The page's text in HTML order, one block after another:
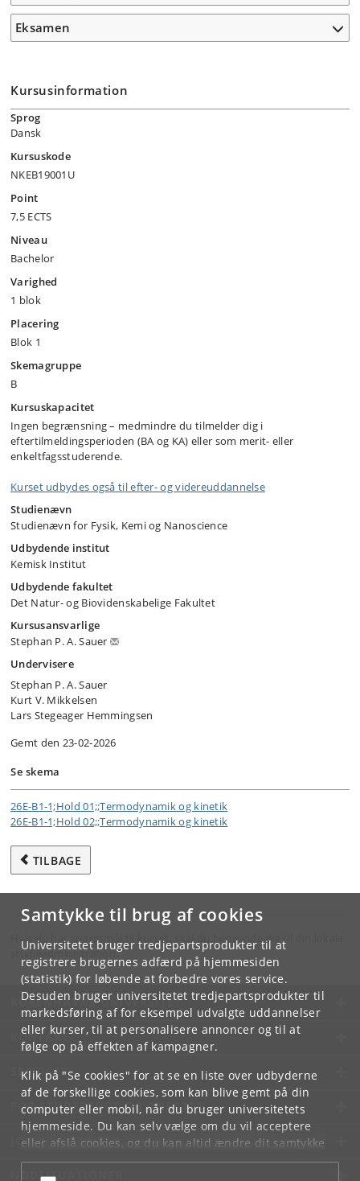
Samtykke til brug af cookies
Universitetet bruger tredjepartsprodukter til at
registrere brugernes adfærd på hjemmesiden
(statistik) for løbende at forbedre vores service.
Desuden bruger universitetet tredjepartsprodukter til
markedsføring af for eksempel udvalgte uddannelser
eller kurser, til at personalisere annoncer og til at
følge op på effekten af kampagner.
Klik på "Se cookies" for at se en liste over udbyderne
af de forskellige cookies, som kan blive gemt på din
computer eller mobil, når du bruger universitetets
hjemmeside. Du kan selv vælge om du vil acceptere
eller afslå cookies, og du kan altid ændre dit samtykke
underCookie- og privatlivspolitiksom du finder i
bunden af hver side.
Eksamen
Kursusinformation
Sprog
Dansk
Kursuskode
NKEB19001U
Point
7,5 ECTS
Niveau
Bachelor
Varighed
1 blok
Placering
Blok 1
Skemagruppe
B
Kursuskapacitet
Ingen begrænsning – medmindre du tilmelder dig i
eftertilmeldingsperioden (BA og KA) eller som merit- eller
enkeltfagsstuderende.
Kurset udbydes også til efter- og videreuddannelse
Studienævn
Studienævn for Fysik, Kemi og Nanoscience
Udbydende institut
Kemisk Institut
Udbydende fakultet
Det Natur- og Biovidenskabelige Fakultet
Kursusansvarlige
Stephan P. A. Sauer
Undervisere
Stephan P. A. Sauer
Kurt V. Mikkelsen
Lars Stegeager Hemmingsen
Gemt den 23-02-2026
Se skema
26E-B1-1;Hold 01;;Termodynamik og kinetik
26E-B1-1;Hold 02;;Termodynamik og kinetik
TILBAGE
Hvis du har spørgsmål til kurset, skal du henvende dig til din lokale
studieadministration.
KØBENHAVNS UNIVERSITET
KONTAKT
SERVICES
FOR STUDERENDE OG ANSATTE
JOB OG KARRIERE
NØDSITUATIONER